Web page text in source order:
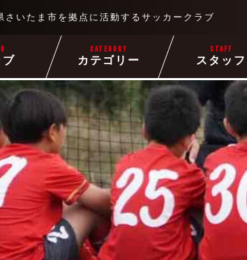
さいたま市を拠点に活動するサッカークラブ
ブ カテゴリー
CATEGORY
スタッフ
STAFF